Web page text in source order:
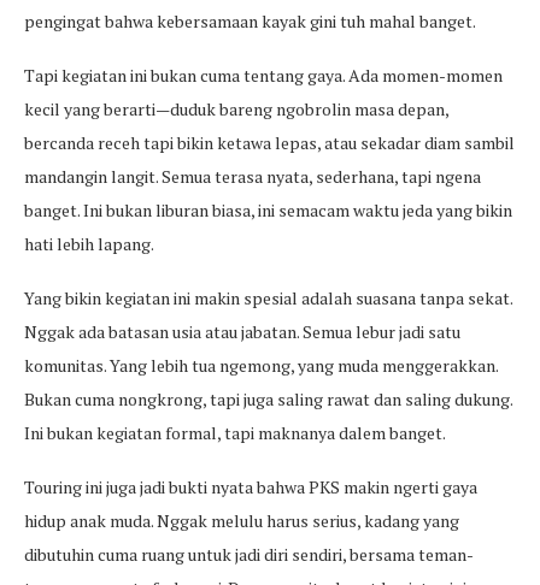
pengingat bahwa kebersamaan kayak gini tuh mahal banget.
Tapi kegiatan ini bukan cuma tentang gaya. Ada momen-momen
kecil yang berarti—duduk bareng ngobrolin masa depan,
bercanda receh tapi bikin ketawa lepas, atau sekadar diam sambil
mandangin langit. Semua terasa nyata, sederhana, tapi ngena
banget. Ini bukan liburan biasa, ini semacam waktu jeda yang bikin
hati lebih lapang.
Yang bikin kegiatan ini makin spesial adalah suasana tanpa sekat.
Nggak ada batasan usia atau jabatan. Semua lebur jadi satu
komunitas. Yang lebih tua ngemong, yang muda menggerakkan.
Bukan cuma nongkrong, tapi juga saling rawat dan saling dukung.
Ini bukan kegiatan formal, tapi maknanya dalem banget.
Touring ini juga jadi bukti nyata bahwa PKS makin ngerti gaya
hidup anak muda. Nggak melulu harus serius, kadang yang
dibutuhin cuma ruang untuk jadi diri sendiri, bersama teman-